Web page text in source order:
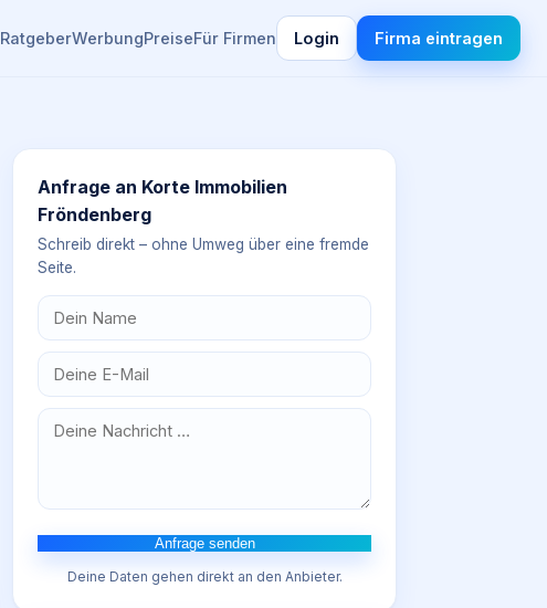
RatgeberWerbungPreiseFür Firmen Login Firma eintragen
Anfrage an Korte Immobilien
Fröndenberg
Schreib direkt – ohne Umweg über eine fremde
Seite.
Anfrage senden
Deine Daten gehen direkt an den Anbieter.